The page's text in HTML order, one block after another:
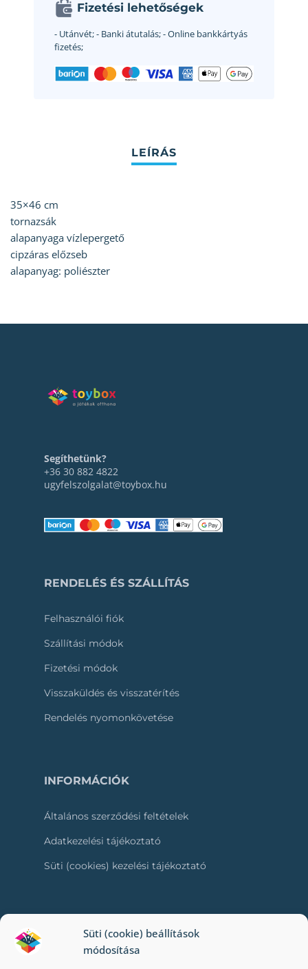
Süti (cookie) beállítások
módosítása
Fizetési lehetőségek
- Utánvét;- Banki átutalás;- Online bankkártyás
fizetés;
35×46 cm
tornazsák
alapanyaga vízlepergető
cipzáras előzseb
alapanyag: poliészter
Segíthetünk?
+36 30 882 4822
ugyfelszolgalat@toybox.hu
RENDELÉS ÉS SZÁLLÍTÁS
Felhasználói fiók
Szállítási módok
Fizetési módok
Visszaküldés és visszatérítés
Rendelés nyomonkövetése
INFORMÁCIÓK
Általános szerződési feltételek
Adatkezelési tájékoztató
Süti (cookies) kezelési tájékoztató
RÓLUNK